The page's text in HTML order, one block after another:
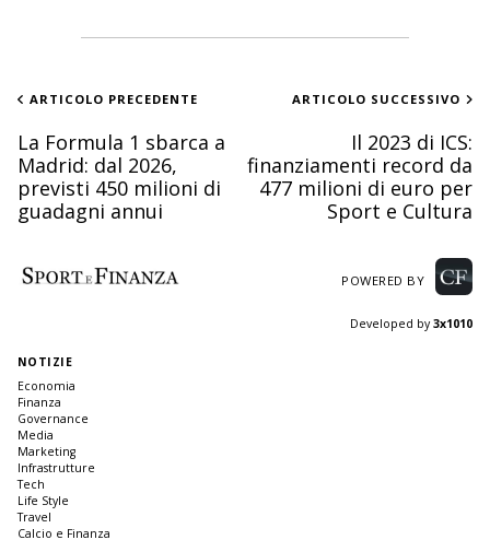
ARTICOLO PRECEDENTE
La Formula 1 sbarca a
Madrid: dal 2026,
previsti 450 milioni di
guadagni annui
ARTICOLO SUCCESSIVO
Il 2023 di ICS:
finanziamenti record da
477 milioni di euro per
Sport e Cultura
POWERED BY
Developed by3x1010
NOTIZIE
Economia
Finanza
Governance
Media
Marketing
Infrastrutture
Tech
Life Style
Travel
Calcio e Finanza